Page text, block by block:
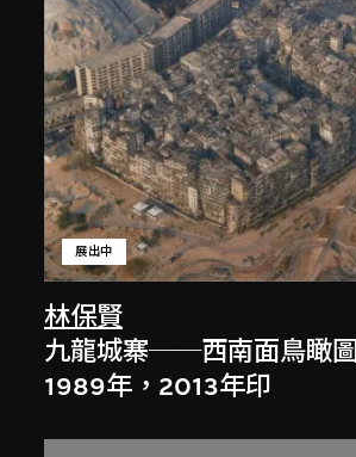
林保賢
展出中
九龍城寨──西南面鳥瞰圖
1989年，2013年印